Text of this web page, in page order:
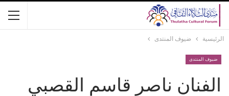
الرئيسية ضيوف المنتدى
ضيوف المنتدى
الفنان ناصر قاسم القصبي